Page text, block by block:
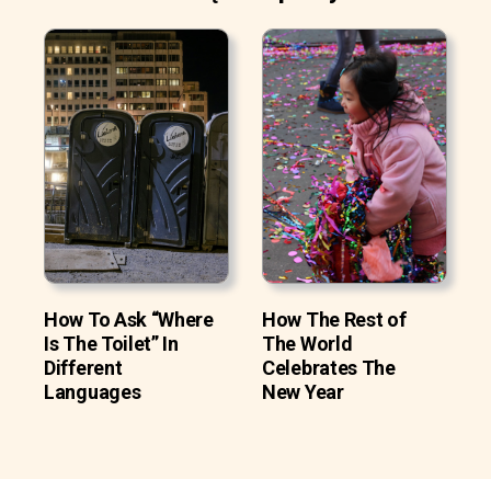
How To Ask “Where
Is The Toilet” In
Different
Languages
How The Rest of
The World
Celebrates The
New Year